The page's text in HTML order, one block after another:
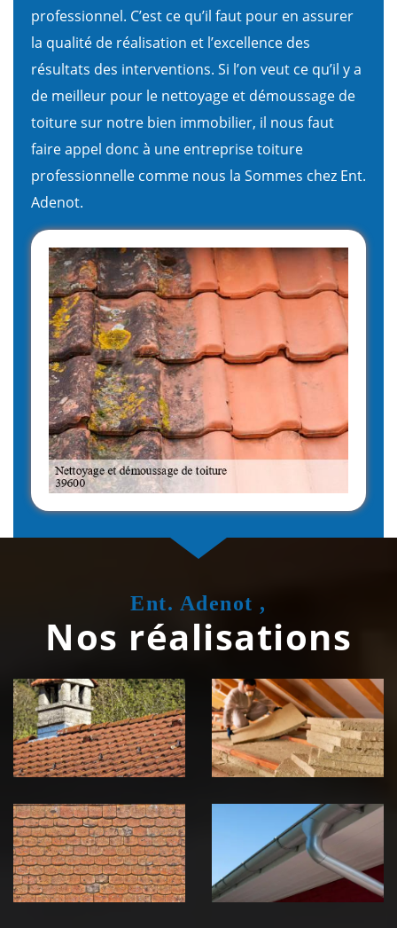
professionnel. C’est ce qu’il faut pour en assurer
la qualité de réalisation et l’excellence des
résultats des interventions. Si l’on veut ce qu’il y a
de meilleur pour le nettoyage et démoussage de
toiture sur notre bien immobilier, il nous faut
faire appel donc à une entreprise toiture
professionnelle comme nous la Sommes chez Ent.
Adenot.
Ent. Adenot ,
Nos réalisations
Couvreur
zingueur 39
Jura
Isolation de
toiture 39
Jura
démoussage de
toiture 39
Jura
pose de
gouttière 39
Jura